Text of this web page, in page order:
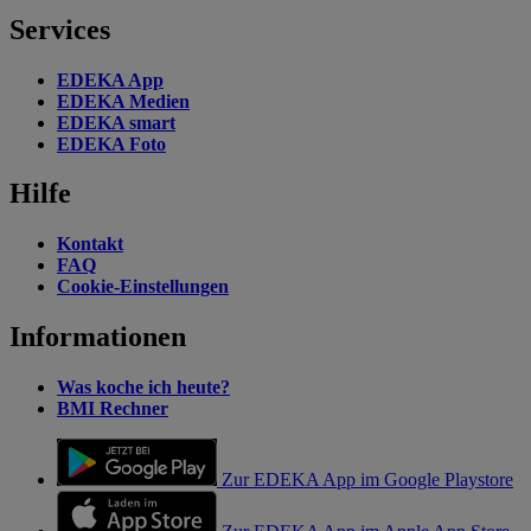
Services
EDEKA App
EDEKA Medien
EDEKA smart
EDEKA Foto
Hilfe
Kontakt
FAQ
Cookie-Einstellungen
Informationen
Was koche ich heute?
BMI Rechner
Zur EDEKA App im Google Playstore